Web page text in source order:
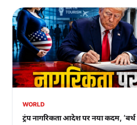
WORLD
ट्रंप नागरिकता आदेश पर नया कदम, ‘बर्थ